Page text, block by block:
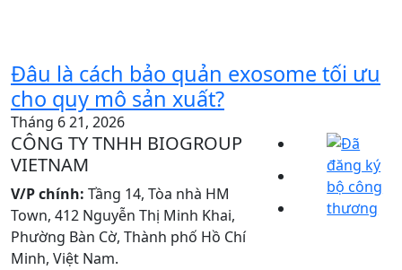
Đâu là cách bảo quản exosome tối ưu
cho quy mô sản xuất?
Tháng 6 21, 2026
CÔNG TY TNHH BIOGROUP
VIETNAM
V/P chính: Tầng 14, Tòa nhà HM
Town, 412 Nguyễn Thị Minh Khai,
Phường Bàn Cờ, Thành phố Hồ Chí
Minh, Việt Nam.